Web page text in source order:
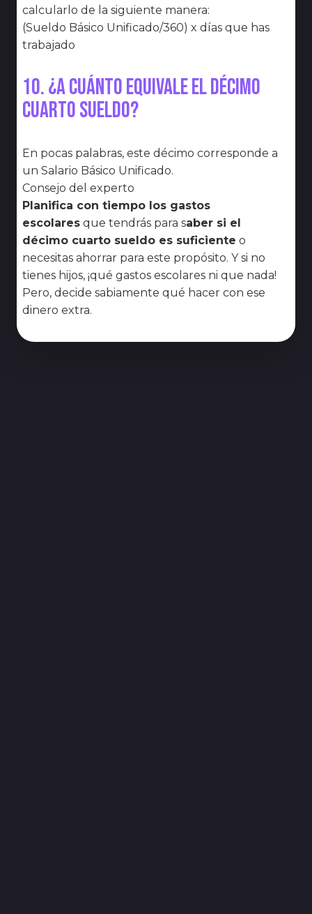
calcularlo de la siguiente manera:
(Sueldo Básico Unificado/360) x días que has
trabajado
10. ¿A cuánto equivale el décimo
cuarto sueldo?
En pocas palabras, este décimo corresponde a
un Salario Básico Unificado.
Consejo del experto
Planifica con tiempo los gastos
escolares que tendrás para saber si el
décimo cuarto sueldo es suficiente o
necesitas ahorrar para este propósito. Y si no
tienes hijos, ¡qué gastos escolares ni que nada!
Pero, decide sabiamente qué hacer con ese
dinero extra.